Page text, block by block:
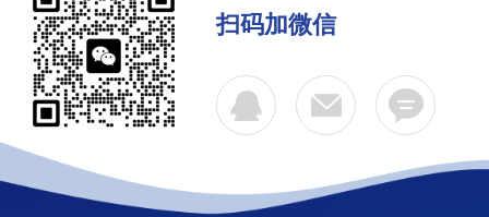
扫码加微信